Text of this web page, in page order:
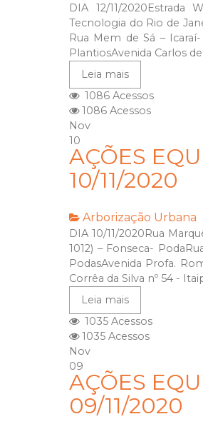
DIA 12/11/
Tecnologia do Rio de
Rua Mem de Sá –
PlantiosAvenida Carlos
Leia mais
1086 Acessos
1086 Acessos
Nov
10
AÇÕES
10/11/2020
Arborização Urbana
DIA 10/11/2020Rua
1012) – Fonseca-
PodasAvenida Profa.
Corrêa da Silva nº 54 -
Leia mais
1035 Acessos
1035 Acessos
Nov
09
AÇÕES
09/11/2020